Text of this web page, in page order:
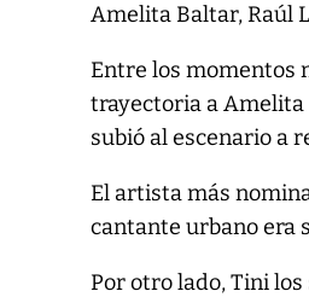
Amelita Baltar, Raúl
Entre los momentos
trayectoria a Amelita
subió al escenario a
El artista más
cantante urbano era
Por otro lado, Tini